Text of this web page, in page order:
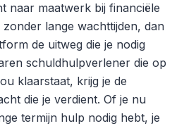
naar maatwerk bij financiële
lange wachttijden, dan
de uitweg die je nodig
schuldhulpverlener die op
klaarstaat, krijg je de
die je verdient. Of je nu
termijn hulp nodig hebt, je